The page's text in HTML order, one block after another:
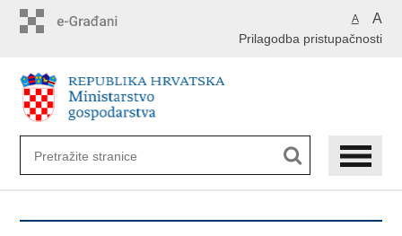
A A
Prilagodba pristupačnosti